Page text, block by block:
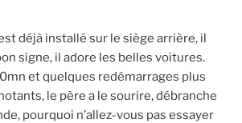
déjà installé sur le siège arrière, il
signe, il adore les belles voitures.
et quelques redémarrages plus
le père a le sourire, débranche
pourquoi n’allez-vous pas essayer